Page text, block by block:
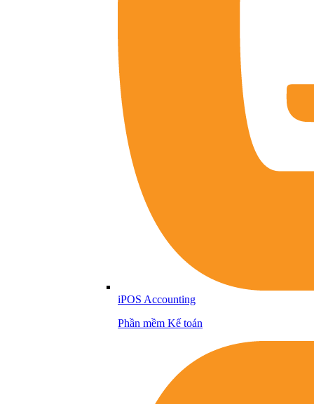
iPOS Accounting
Phần mềm Kế toán